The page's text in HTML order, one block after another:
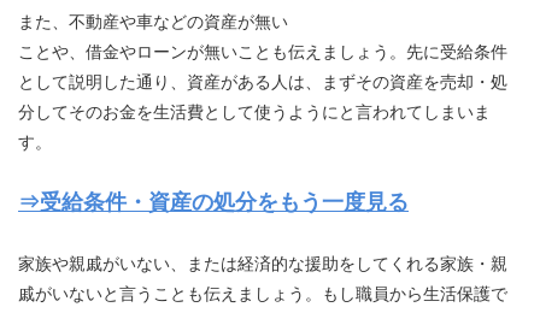
また、不動産や車などの資産が無い
ことや、借金やローンが無いことも伝えましょう。先に受給条件
として説明した通り、資産がある人は、まずその資産を売却・処
分してそのお金を生活費として使うようにと言われてしまいま
す。
⇒受給条件・資産の処分をもう一度見る
家族や親戚がいない、または経済的な援助をしてくれる家族・親
戚がいないと言うことも伝えましょう。もし職員から生活保護で